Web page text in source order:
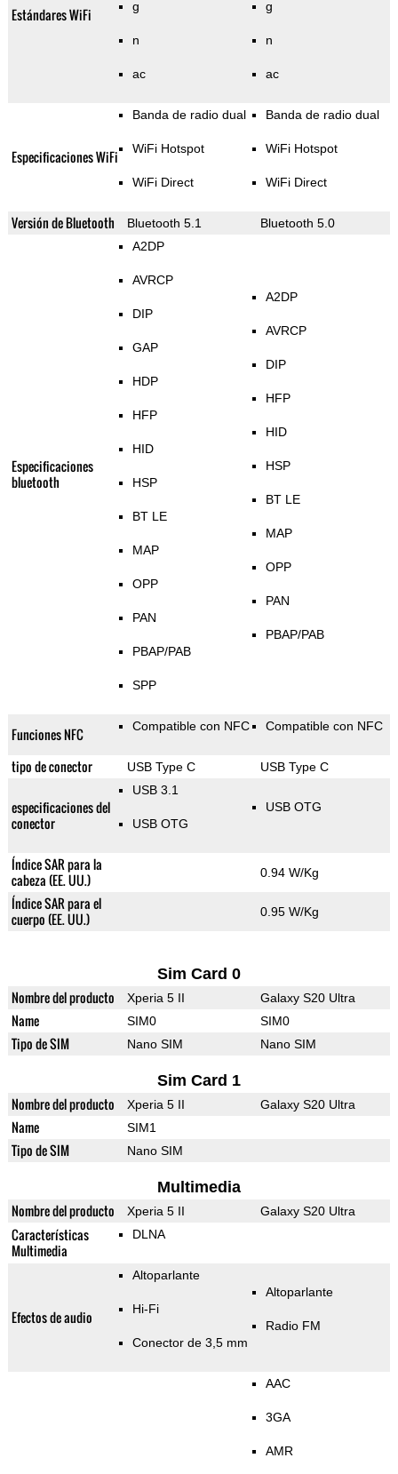
Estándares WiFi g
n
ac
g
n
ac
Especificaciones WiFi
Banda de radio dual
WiFi Hotspot
WiFi Direct
Banda de radio dual
WiFi Hotspot
WiFi Direct
Versión de Bluetooth Bluetooth 5.1 Bluetooth 5.0
Especificaciones
bluetooth
A2DP
AVRCP
DIP
GAP
HDP
HFP
HID
HSP
BT LE
MAP
OPP
PAN
PBAP/PAB
SPP
A2DP
AVRCP
DIP
HFP
HID
HSP
BT LE
MAP
OPP
PAN
PBAP/PAB
Funciones NFC Compatible con NFC Compatible con NFC
tipo de conector USB Type C USB Type C
especificaciones del
conector
USB 3.1
USB OTG
USB OTG
Índice SAR para la
cabeza (EE. UU.)
0.94 W/Kg
Índice SAR para el
cuerpo (EE. UU.)
0.95 W/Kg
Sim Card 0
Nombre del producto Xperia 5 II Galaxy S20 Ultra
Name SIM0 SIM0
Tipo de SIM Nano SIM Nano SIM
Sim Card 1
Nombre del producto Xperia 5 II Galaxy S20 Ultra
Name SIM1
Tipo de SIM Nano SIM
Multimedia
Nombre del producto Xperia 5 II Galaxy S20 Ultra
Características
Multimedia
DLNA
Efectos de audio
Altoparlante
Hi-Fi
Conector de 3,5 mm
Altoparlante
Radio FM
AAC
3GA
AMR